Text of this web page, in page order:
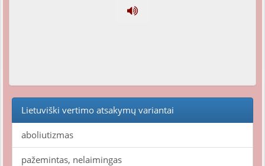
Lietuviški vertimo atsakymų variantai
aboliutizmas
pažemintas, nelaimingas